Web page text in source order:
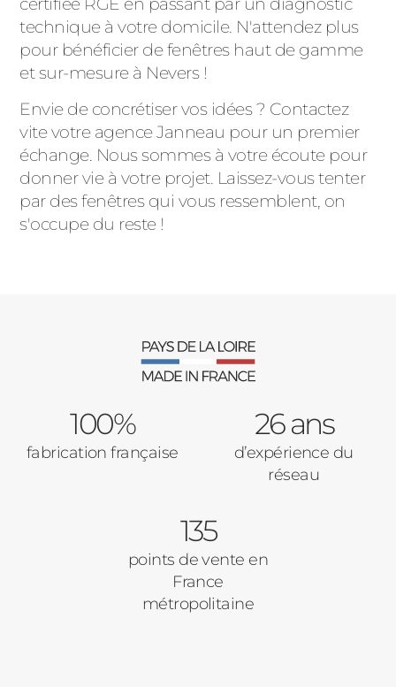
technique à votre domicile. N'attendez plus
pour bénéficier de fenêtres haut de gamme
et sur-mesure à Nevers !
Envie de concrétiser vos idées ? Contactez
vite votre agence Janneau pour un premier
échange. Nous sommes à votre écoute pour
donner vie à votre projet. Laissez-vous tenter
par des fenêtres qui vous ressemblent, on
s'occupe du reste !
100%
fabrication française
26 ans
d’expérience du
réseau
135
points de vente en
France
métropolitaine